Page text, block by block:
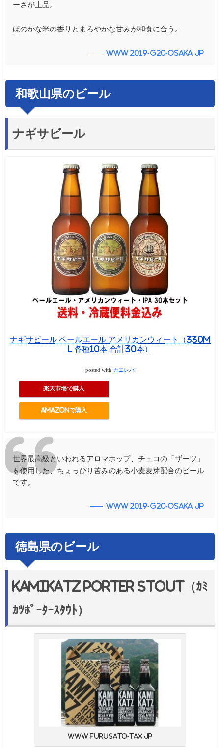
ーさが上品。
ほのかな⽶の⾹りとまろやかな甘みが和食に合う。
www.2019-g20-osaka.jp
和歌山県のビール
ナギサビール
ナギサビール ペールエール アメリカンウィート（330m
l 各種10本 合計30本）
posted with カエレバ
楽天市場で購入
Amazonで購入
世界最高級といわれるアロマホップ、チェコの「ザーツ」
を使用した、ちょっぴり苦みのある小⻨⻨芽配合のビール
です。
www.2019-g20-osaka.jp
徳島県のビール
KAMIKATZ PORTER STOUT（ｶﾐ
ｶﾂﾎﾟｰﾀｰｽﾀｳﾄ）
www.furusato-tax.jp